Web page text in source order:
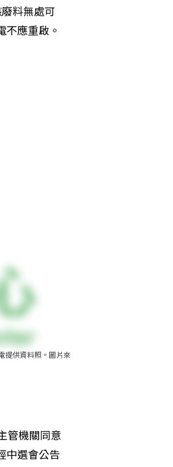
料無處可
應重啟。
提供資料照。圖片來
管機關同意
中選會公告